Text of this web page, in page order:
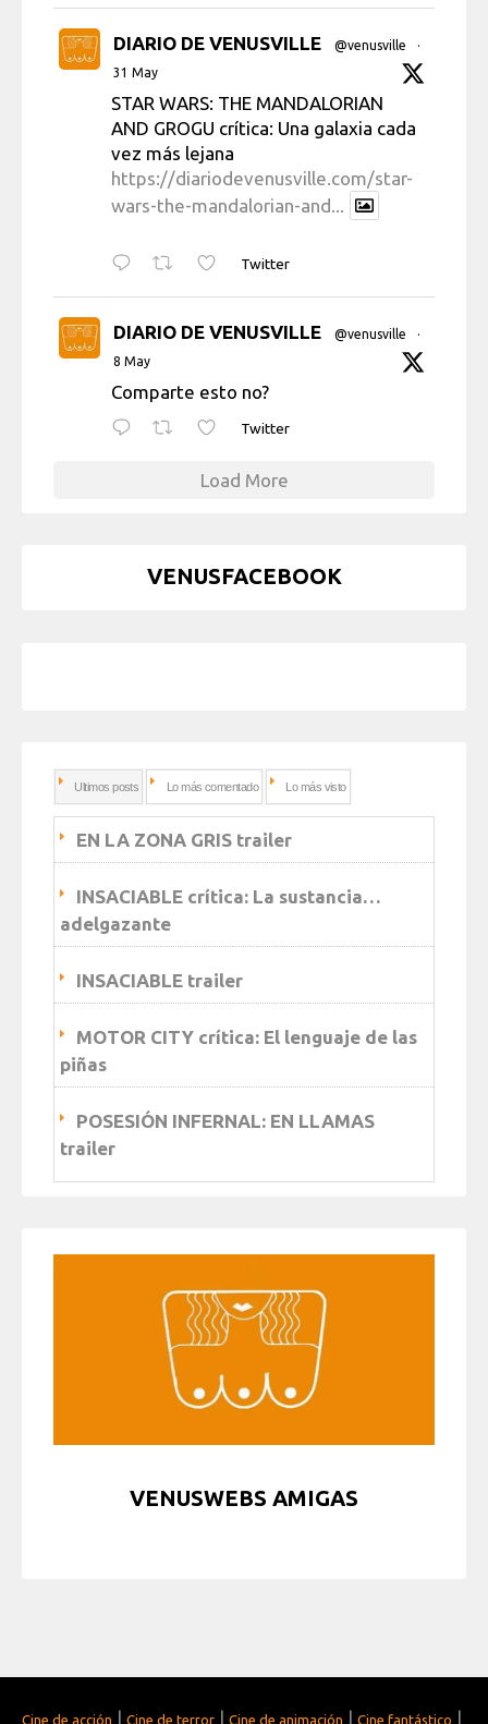
DIARIO DE VENUSVILLE @venusville
·
31 May
STAR WARS: THE MANDALORIAN
AND GROGU crítica: Una galaxia cada
vez más lejana
https://diariodevenusville.com/star-
wars-the-mandalorian-and...
Twitter
DIARIO DE VENUSVILLE @venusville
·
8 May
Comparte esto no?
Twitter
Load More
VENUSFACEBOOK
Ultimos posts Lo más comentado Lo más visto
EN LA ZONA GRIS trailer
INSACIABLE crítica: La sustancia…
adelgazante
INSACIABLE trailer
MOTOR CITY crítica: El lenguaje de las
piñas
POSESIÓN INFERNAL: EN LLAMAS
trailer
VENUSWEBS AMIGAS
Cine de acción | Cine de terror | Cine de animación | Cine fantástico |